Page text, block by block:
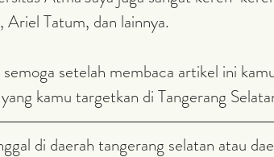
Tatum, dan lainnya.
kamu targetkan di Tangerang